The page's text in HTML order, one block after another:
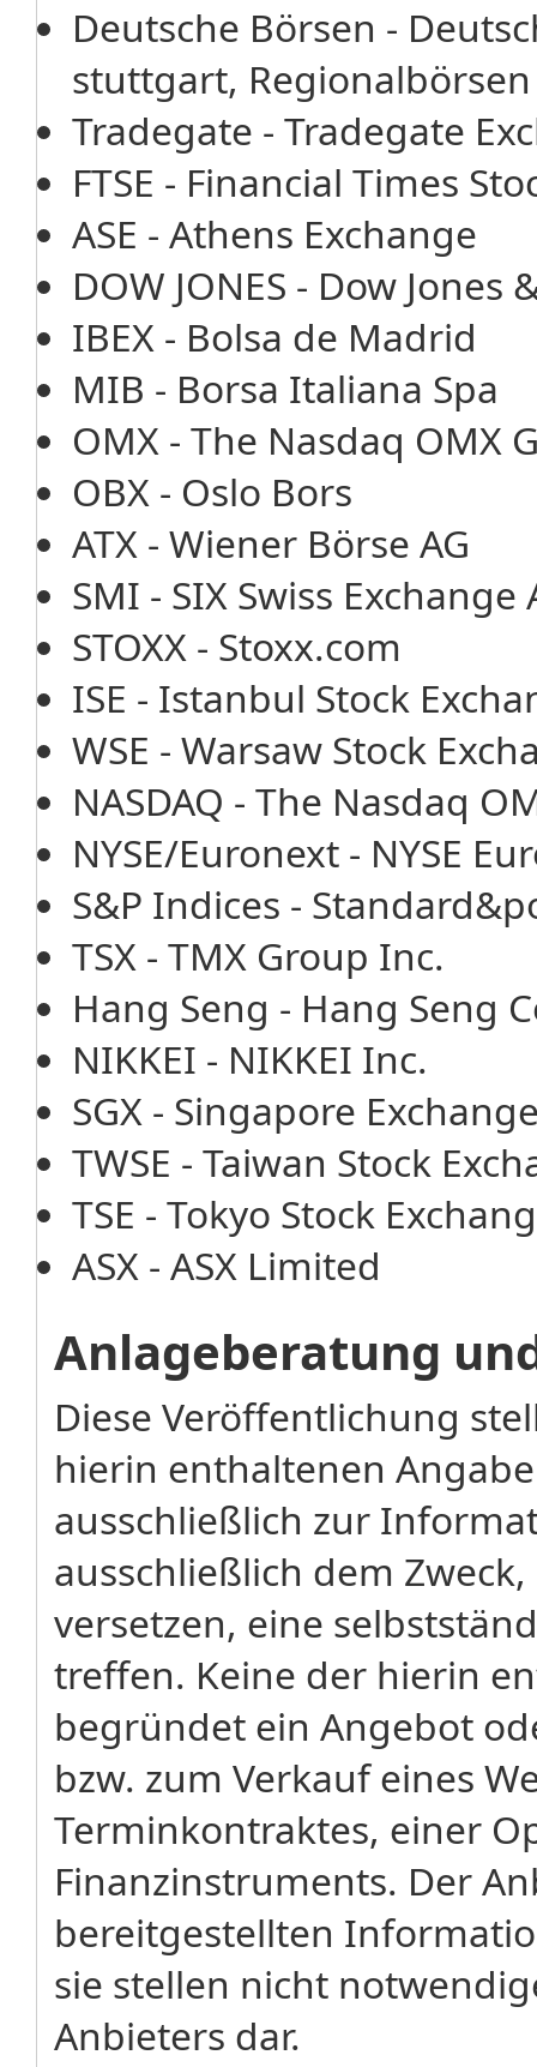
Deutsche Börsen -
stuttgart, Regionalbörsen
Tradegate - Tradegate
FTSE - Financial Times
ASE - Athens Exchange
DOW JONES - Dow Jones
IBEX - Bolsa de Madrid
MIB - Borsa Italiana Spa
OMX - The Nasdaq OMX
OBX - Oslo Bors
ATX - Wiener Börse AG
SMI - SIX Swiss Exchange
STOXX - Stoxx.com
ISE - Istanbul Stock
WSE - Warsaw Stock
NASDAQ - The Nasdaq
NYSE/Euronext - NYSE
S&P Indices -
TSX - TMX Group Inc.
Hang Seng - Hang Seng
NIKKEI - NIKKEI Inc.
SGX - Singapore
TWSE - Taiwan Stock
TSE - Tokyo Stock
ASX - ASX Limited
Anlageberatung
Diese Veröffentlichung
hierin enthaltenen
ausschließlich zur
ausschließlich dem
versetzen, eine
treffen. Keine der hierin
begründet ein Angebot
bzw. zum Verkauf eines
Terminkontraktes, einer
Finanzinstruments. Der
bereitgestellten
sie stellen nicht
Anbieters dar.